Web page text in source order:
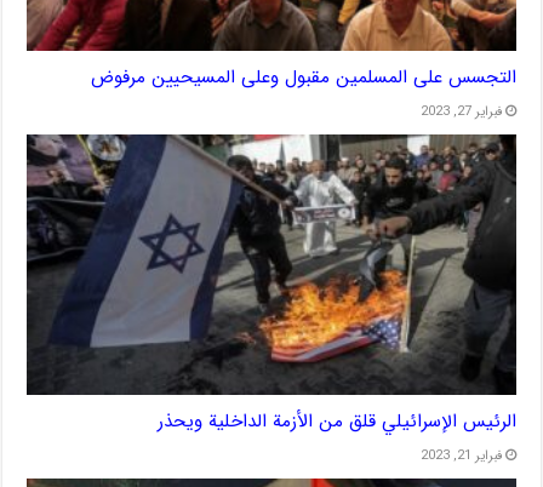
التجسس على المسلمين مقبول وعلى المسيحيين مرفوض
فبراير 27, 2023
الرئيس الإسرائيلي قلق من الأزمة الداخلية ويحذر
فبراير 21, 2023